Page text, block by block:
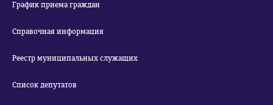
График приема граждан
Справочная информация
Реестр муниципальных служащих
Список депутатов